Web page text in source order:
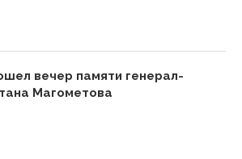
вечер памяти генерал-
Магометова